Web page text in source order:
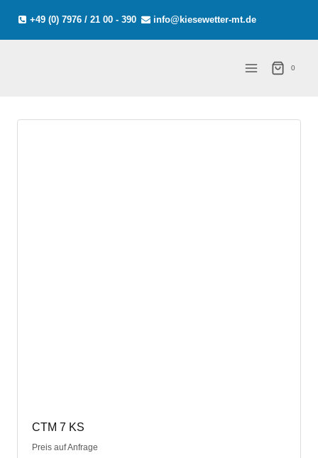
Inhalt
springen
+49 (0) 7976 / 21 00 - 390 info@kiesewetter-mt.de
0
CTM 7 KS
Preis auf Anfrage